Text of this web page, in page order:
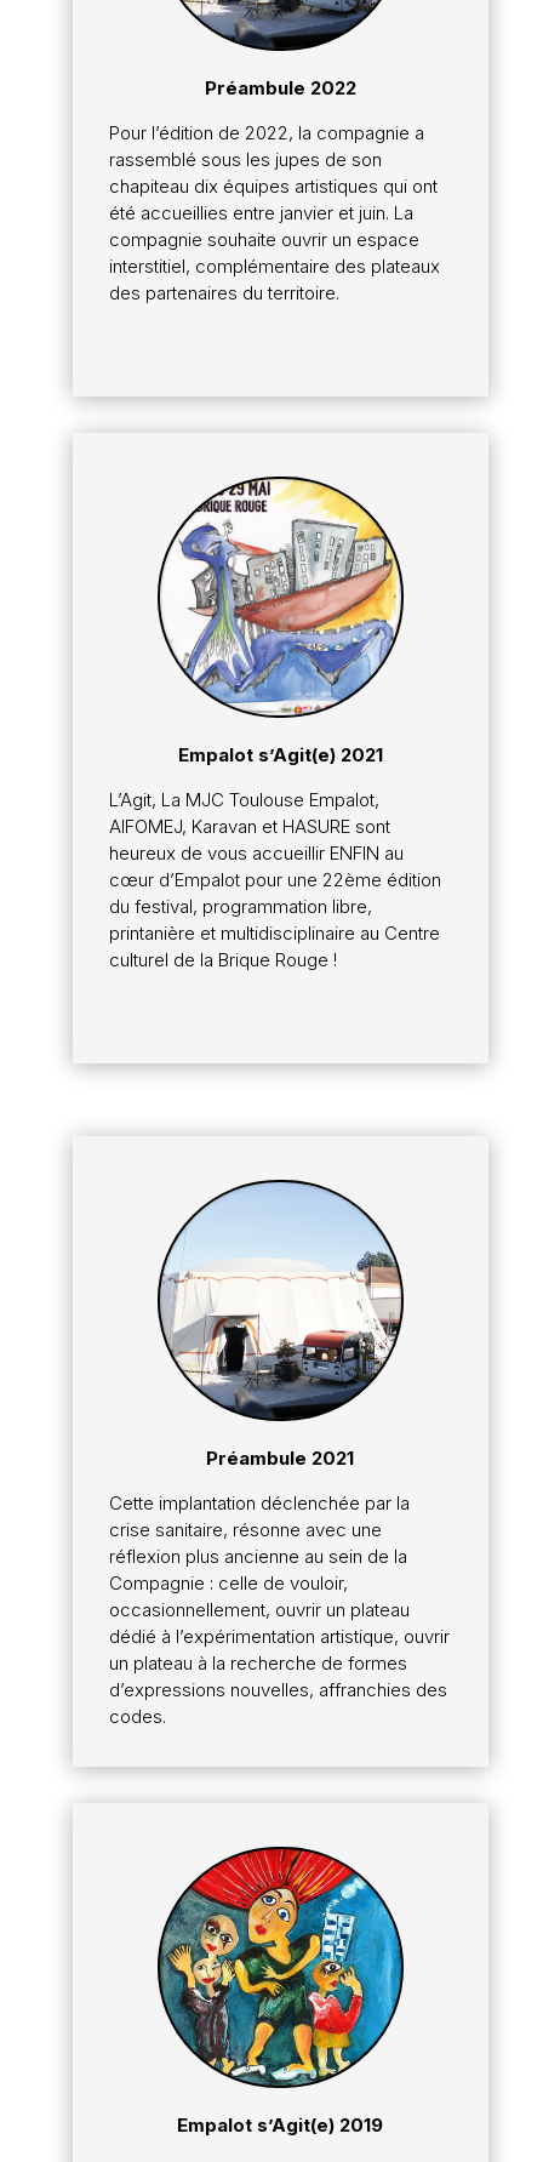
Préambule 2022
Pour l’édition de 2022, la compagnie a
rassemblé sous les jupes de son
chapiteau dix équipes artistiques qui ont
été accueillies entre janvier et juin. La
compagnie souhaite ouvrir un espace
interstitiel, complémentaire des plateaux
des partenaires du territoire.
Empalot s’Agit(e) 2021
L’Agit, La MJC Toulouse Empalot,
AIFOMEJ, Karavan et HASURE sont
heureux de vous accueillir ENFIN au
cœur d’Empalot pour une 22ème édition
du festival, programmation libre,
printanière et multidisciplinaire au Centre
culturel de la Brique Rouge !
Préambule 2021
Cette implantation déclenchée par la
crise sanitaire, résonne avec une
réflexion plus ancienne au sein de la
Compagnie : celle de vouloir,
occasionnellement, ouvrir un plateau
dédié à l’expérimentation artistique, ouvrir
un plateau à la recherche de formes
d’expressions nouvelles, affranchies des
codes.
Empalot s’Agit(e) 2019